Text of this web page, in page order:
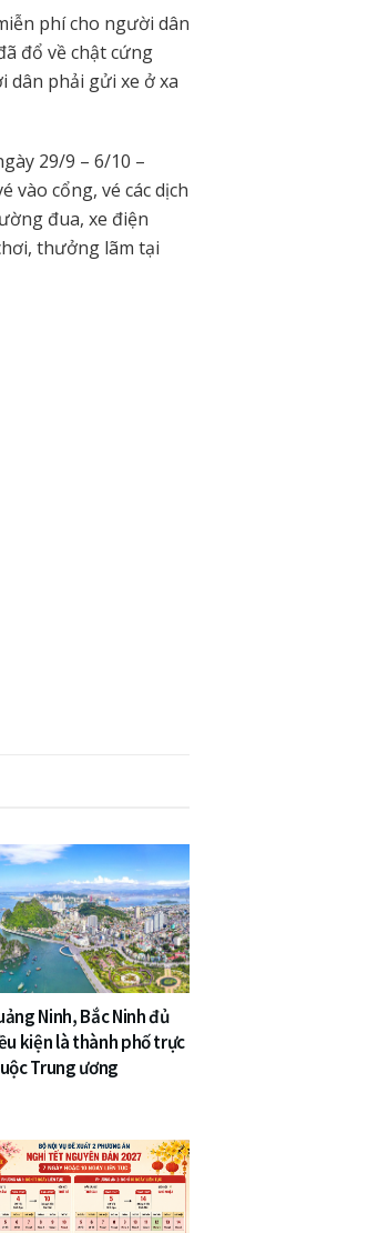
phí cho người dân
đổ về chật cứng
dân phải gửi xe ở xa
29/9 – 6/10 –
vào cổng, vé các dịch
đua, xe điện
thưởng lãm tại
Ninh, Bắc Ninh đủ
kiện là thành phố trực
Trung ương